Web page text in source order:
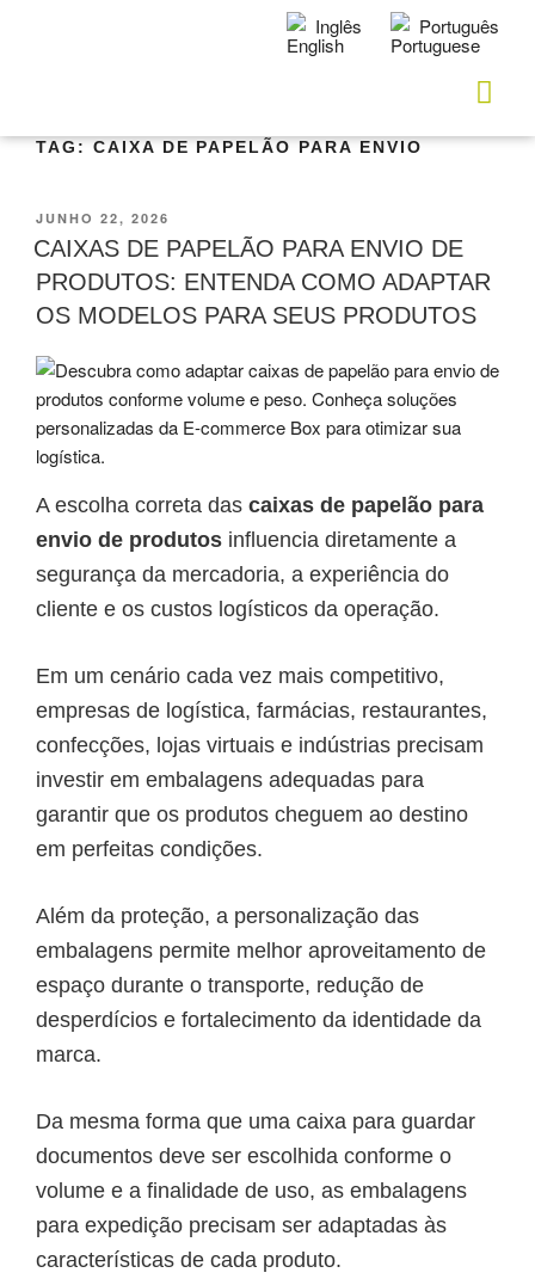
Inglês Português
TAG: CAIXA DE PAPELÃO PARA ENVIO
JUNHO 22, 2026
CAIXAS DE PAPELÃO PARA ENVIO DE
PRODUTOS: ENTENDA COMO ADAPTAR
OS MODELOS PARA SEUS PRODUTOS
A escolha correta das caixas de papelão para
envio de produtos influencia diretamente a
segurança da mercadoria, a experiência do
cliente e os custos logísticos da operação.
Em um cenário cada vez mais competitivo,
empresas de logística, farmácias, restaurantes,
confecções, lojas virtuais e indústrias precisam
investir em embalagens adequadas para
garantir que os produtos cheguem ao destino
em perfeitas condições.
Além da proteção, a personalização das
embalagens permite melhor aproveitamento de
espaço durante o transporte, redução de
desperdícios e fortalecimento da identidade da
marca.
Da mesma forma que uma caixa para guardar
documentos deve ser escolhida conforme o
volume e a finalidade de uso, as embalagens
para expedição precisam ser adaptadas às
características de cada produto.